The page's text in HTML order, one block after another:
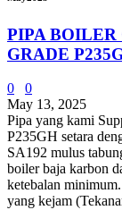
PIPA BOILER
GRADE
0
0
May 13, 2025
Pipa yang kami
P235GH setara
SA192 mulus
boiler baja karbon
ketebalan
yang kejam